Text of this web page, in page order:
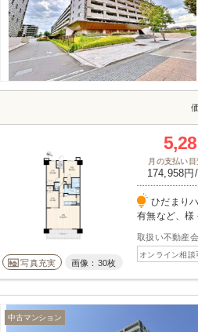
写真充実 画像：30枚
月の支払い目
174,958円/
ひだまりハウスでの住
有無など、様
をスタッフ全
エリアの物
らない事は全てご質問
タッフ一同心
取扱い不動産
オンライン相談
中古マンション